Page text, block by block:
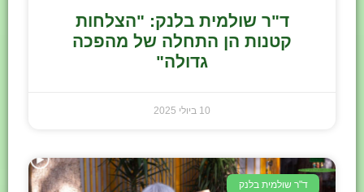
ד"ר שולמית בלנק: "הצלחות
קטנות הן התחלה של מהפכה
גדולה"
10 ביולי 2025
ד"ר שולמית בלנק